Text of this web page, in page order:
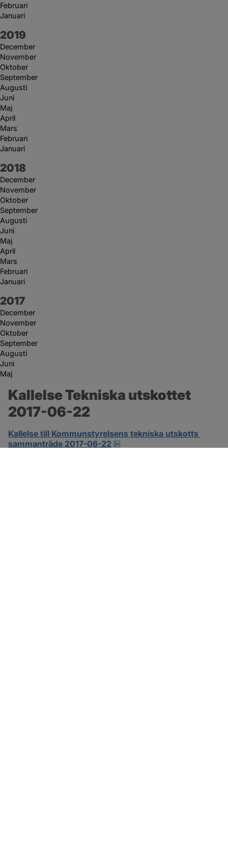
Februari
Januari
År:
2019
December
November
Oktober
September
Augusti
Juni
Maj
April
Mars
Februari
Januari
År:
2018
December
November
Oktober
September
Augusti
Juni
Maj
April
Mars
Februari
Januari
År:
2017
December
November
Oktober
September
Augusti
Juni
Maj
Kallelse Tekniska utskottet
2017-06-22
Kallelse till Kommunstyrelsens tekniska utskotts
sammanträde 2017-06-22